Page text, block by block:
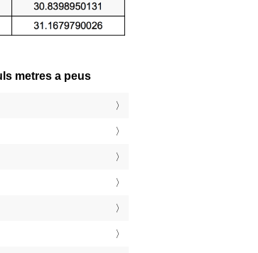
metres a peus